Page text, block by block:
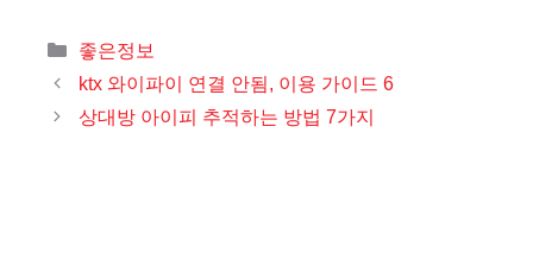
카
테
리
좋은정보
ktx 와이파이 연결 안됨, 이용 가이드 6
상대방 아이피 추적하는 방법 7가지